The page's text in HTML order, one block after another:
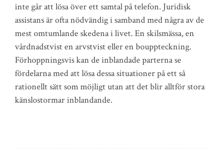
inte går att lösa över ett samtal på telefon. Juridisk
assistans är ofta nödvändig i samband med några av de
mest omtumlande skedena i livet. En skilsmässa, en
vårdnadstvist en arvstvist eller en bouppteckning.
Förhoppningsvis kan de inblandade parterna se
fördelarna med att lösa dessa situationer på ett så
rationellt sätt som möjligt utan att det blir alltför stora
känslostormar inblandande.